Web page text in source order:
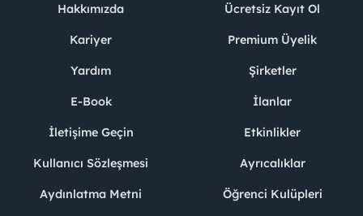
Hakkımızda
Kariyer
Yardım
E-Book
İletişime Geçin
Kullanıcı Sözleşmesi
Aydınlatma Metni
Ücretsiz Kayıt Ol
Premium Üyelik
Şirketler
İlanlar
Etkinlikler
Ayrıcalıklar
Öğrenci Kulüpleri